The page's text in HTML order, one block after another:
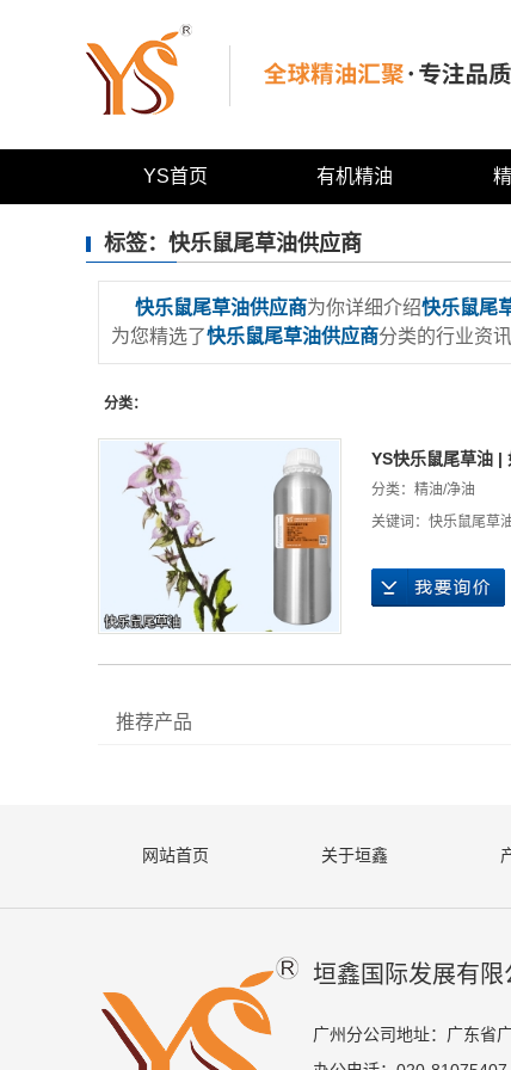
YS首页 有机精油
有机纯精油
特色纯精油 草叶
木质
药草
标签：快乐鼠尾草油供应商
快乐鼠尾草油供应商为你详细介绍快乐鼠尾
为您精选了快乐鼠尾草油供应商分类的行业资
分类：
YS快乐鼠尾草油 |
分类： 精油/净油
关键词： 快乐鼠尾草
推荐产品
网站首页 关于垣鑫
垣鑫国际发展有限
广州分公司地址：广东省